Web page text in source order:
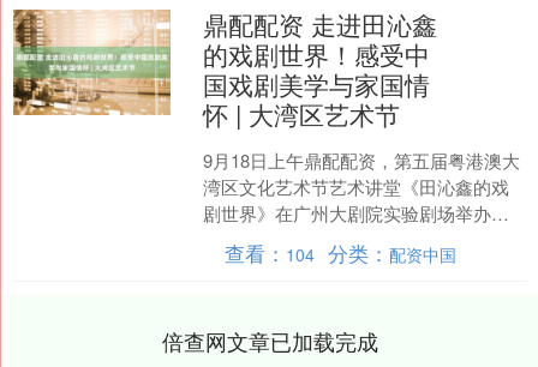
鼎配配资 走进田沁鑫
的戏剧世界！感受中
国戏剧美学与家国情
怀 | 大湾区艺术节
9月18日上午鼎配配资，第五届粤港澳大
湾区文化艺术节艺术讲堂《田沁鑫的戏
剧世界》在广州大剧院实验剧场举办。
中国国家话剧院院长田沁鑫以《中国式
演剧观漫谈》为题，....
查看： 104 分类：配资中国
倍查网文章已加载完成